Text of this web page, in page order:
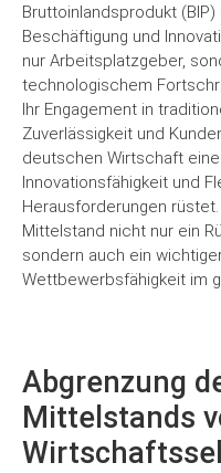
Bruttoinlandsprodukt
Beschäftigung und
nur Arbeitsplatzgeber,
technologischem
Ihr Engagement in
Zuverlässigkeit und
deutschen Wirtschaft
Innovationsfähigkeit und
Herausforderungen
Mittelstand nicht nur ein
sondern auch ein
Wettbewerbsfähigkeit im
Abgrenzung
Mittelstands